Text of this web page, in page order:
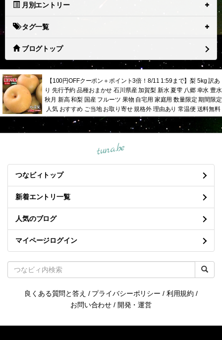
月別エントリー
タグ一覧
ブログトップ
【100円OFFクーポン＋ポイント3倍！8/11 1:59まで】梨 5kg 訳あ
り 先行予約 品種おまかせ 石川県産 加賀梨 新水 夏雫 八郷 幸水 豊水
秋月 新高 和梨 国産 フルーツ 果物 自宅用 家庭用 数量限定 期間限定
人気 おすすめ ご当地 お取り寄せ 規格外 理由あり 常温便 送料無料
tuna.be
つなビィトップ
新着エントリ一覧
人気のブログ
マイページログイン
良くある質問と答え / プライバシーポリシー / 利用規約 /
お問い合わせ / 開発・運営